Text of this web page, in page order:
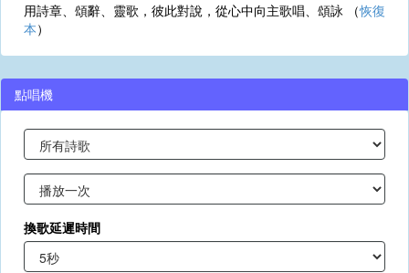
用詩章、頌辭、靈歌，彼此對說，從心中向主歌唱、頌詠 （恢復
本）
點唱機
換歌延遲時間